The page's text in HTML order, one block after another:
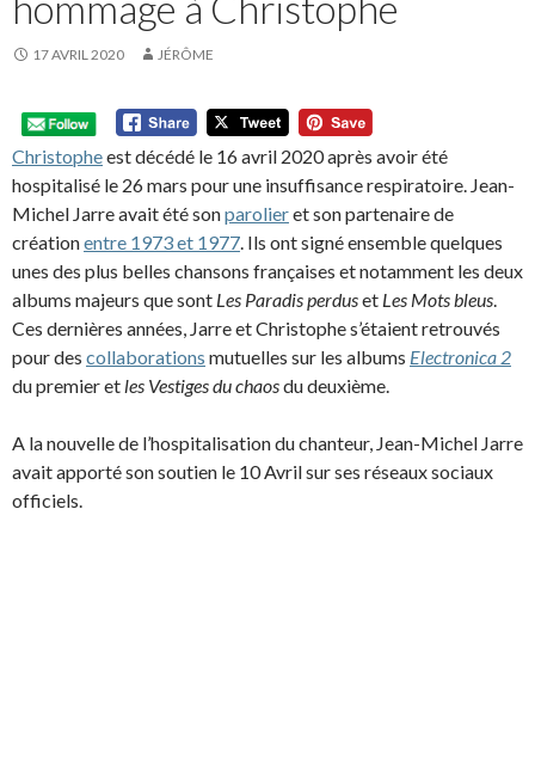
17 AVRIL 2020 JÉRÔME
Christopheest décédé le 16 avril 2020 après avoir été
hospitalisé le 26 mars pour une insuffisance respiratoire. Jean-
Michel Jarre avait été sonparolieret son partenaire de
créationentre 1973 et 1977. Ils ont signé ensemble quelques
unes des plus belles chansons françaises et notamment les deux
albums majeurs que sont Les Paradis perduset Les Mots bleus.
Ces dernières années, Jarre et Christophe s’étaient retrouvés
pour des collaborations mutuelles sur les albums Electronica 2
du premier et les Vestiges du chaosdu deuxième.
A la nouvelle de l’hospitalisation du chanteur, Jean-Michel Jarre
avait apporté son soutien le 10 Avril sur ses réseaux sociaux
officiels.